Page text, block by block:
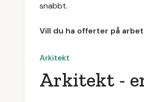
snabbt.
Vill du ha offerter på
Arkitekt
Arkitekt -